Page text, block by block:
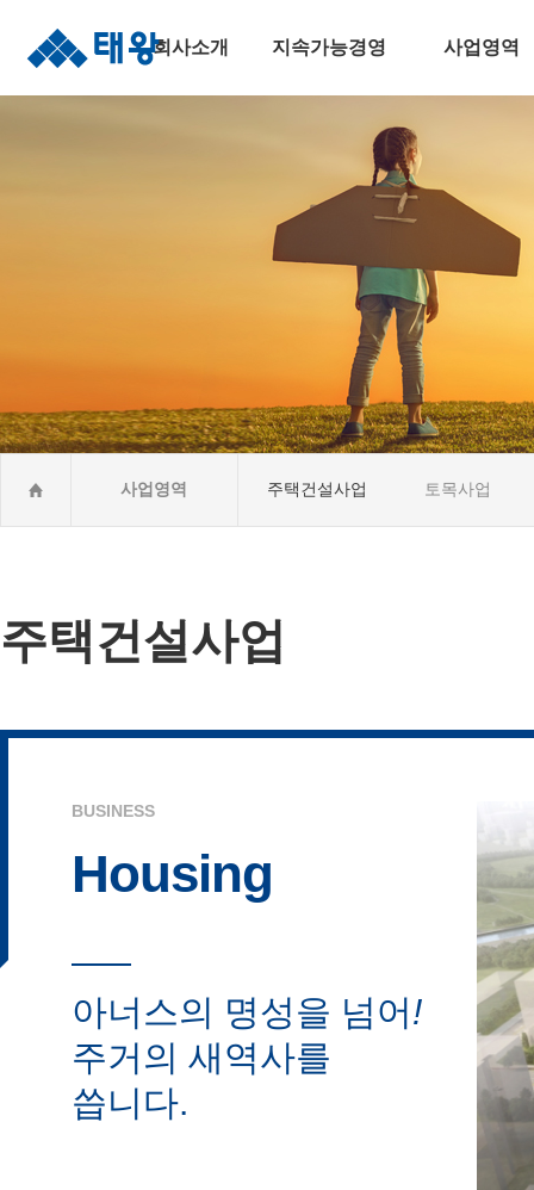
회사소개 지속가능경영
지속가능경영
안전보건경영
윤리준법경영
사회공헌활동CSR
사업영역
건축사업
산업&환경설비
해외건설사업
사업영역 주택건설사업 토목사업
주택건설사업
BUSINESS
Housing
아너스의 명성을 넘어!
주거의 새역사를
씁니다.